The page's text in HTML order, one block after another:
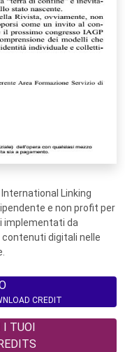
Linking
e non profit per
implementati da
contenuti digitali nelle
CREDIT
TUOI